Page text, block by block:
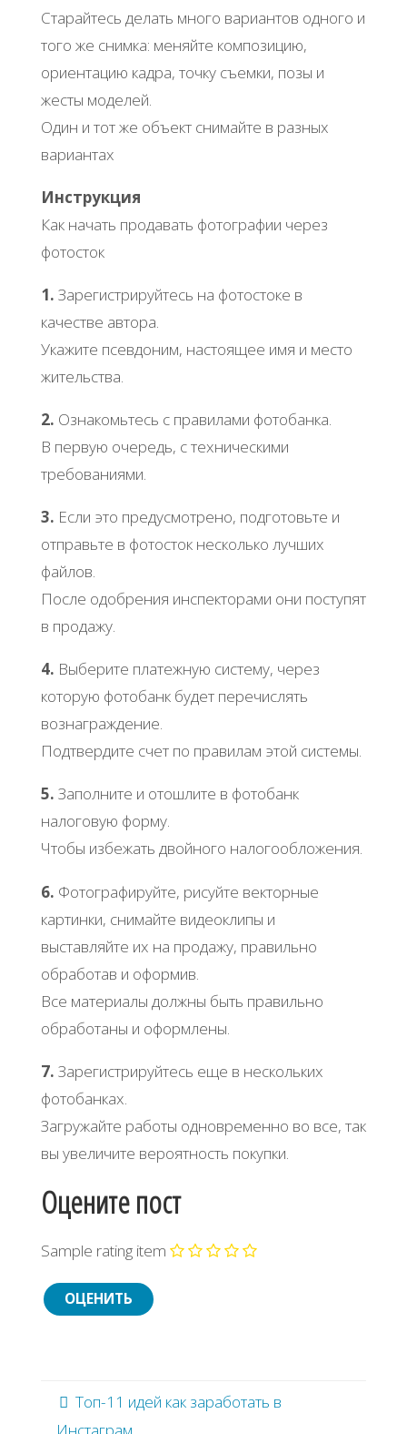
Старайтесь делать много вариантов одного и
того же снимка: меняйте композицию,
ориентацию кадра, точку съемки, позы и
жесты моделей.
Один и тот же объект снимайте в разных
вариантах
Инструкция
Как начать продавать фотографии через
фотосток
1. Зарегистрируйтесь на фотостоке в
качестве автора.
Укажите псевдоним, настоящее имя и место
жительства.
2. Ознакомьтесь с правилами фотобанка.
В первую очередь, с техническими
требованиями.
3. Если это предусмотрено, подготовьте и
отправьте в фотосток несколько лучших
файлов.
После одобрения инспекторами они поступят
в продажу.
4. Выберите платежную систему, через
которую фотобанк будет перечислять
вознаграждение.
Подтвердите счет по правилам этой системы.
5. Заполните и отошлите в фотобанк
налоговую форму.
Чтобы избежать двойного налогообложения.
6. Фотографируйте, рисуйте векторные
картинки, снимайте видеоклипы и
выставляйте их на продажу, правильно
обработав и оформив.
Все материалы должны быть правильно
обработаны и оформлены.
7. Зарегистрируйтесь еще в нескольких
фотобанках.
Загружайте работы одновременно во все, так
вы увеличите вероятность покупки.
Оцените пост
Sample rating item
Топ-11 идей как заработать в
Инстаграм